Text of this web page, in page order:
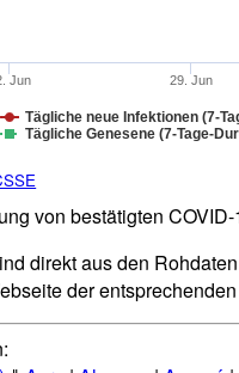
Tägliche neue Infektionen (7-
Tägliche Genesene (7-Tage-
Jun 29. Jun
von bestätigten
direkt aus den
der